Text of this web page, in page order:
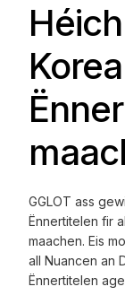
GGLOT ass
Ënnertitelen fir
maachen. Eis
all Nuancen an
Ënnertitelen